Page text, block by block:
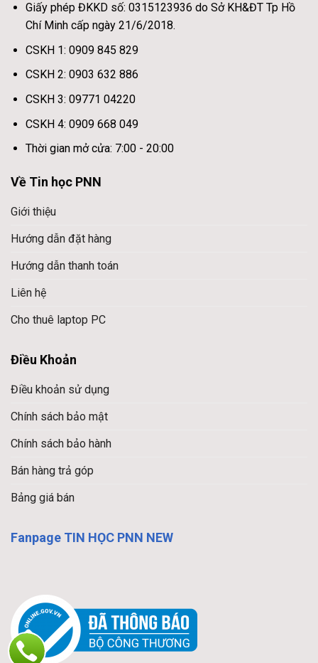
Giấy phép ĐKKD số: 0315123936 do Sở KH&ĐT Tp Hồ
Chí Minh cấp ngày 21/6/2018.
CSKH 1: 0909 845 829
CSKH 2: 0903 632 886
CSKH 3: 09771 04220
CSKH 4: 0909 668 049
Thời gian mở cửa: 7:00 - 20:00
Về Tin học PNN
Giới thiệu
Hướng dẫn đặt hàng
Hướng dẫn thanh toán
Liên hệ
Cho thuê laptop PC
Điều Khoản
Điều khoản sử dụng
Chính sách bảo mật
Chính sách bảo hành
Bán hàng trả góp
Bảng giá bán
Fanpage TIN HỌC PNN NEW